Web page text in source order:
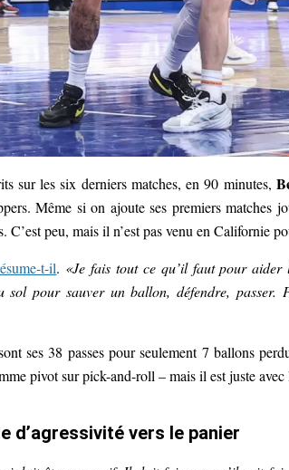
sur les six derniers matches, en 90 minutes,
Même si on ajoute ses premiers matches
C’est peu, mais il n’est pas venu en Californie
t-il. «Je fais tout ce qu’il faut pour aider
sol pour sauver un ballon, défendre,
ses 38 passes pour seulement 7 ballons
pivot sur pick-and-roll – mais il est juste
d’agressivité vers le panier